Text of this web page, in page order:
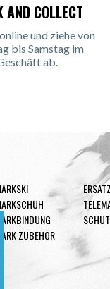
AND COLLECT
und ziehe von
bis Samstag im
ab.
ZUBEHÖR